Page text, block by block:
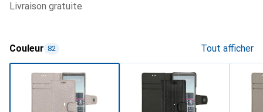
livraison gratuite
Couleur 82 Tout afficher